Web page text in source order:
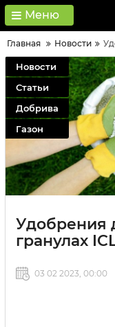
Меню
Главная Новости
Новости
Статьи
Добрива
Газон
Удобрения
гранулах
03 02 2023, 00:00